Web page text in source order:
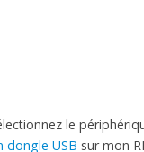
le
dongle USB sur mon